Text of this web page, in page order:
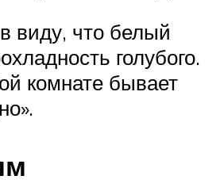
виду, что белый
голубого.
комнате бывает